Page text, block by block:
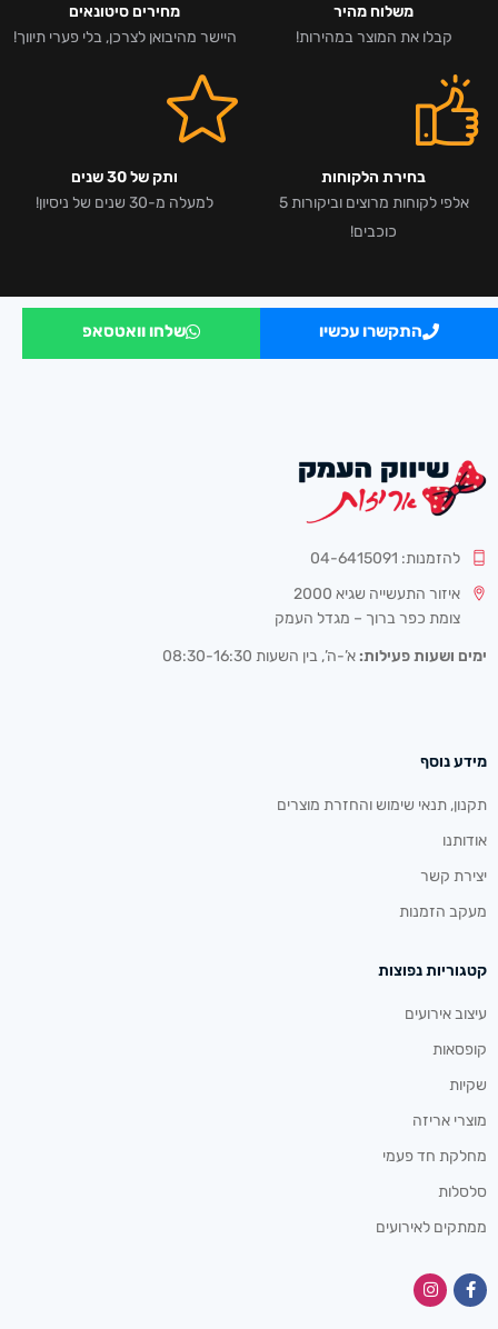
משלוח מהיר
קבלו את המוצר במהירות!
מחירים סיטונאים
היישר מהיבואן לצרכן, בלי פערי תיווך!
בחירת הלקוחות
אלפי לקוחות מרוצים וביקורות 5
כוכבים!
ותק של 30 שנים
למעלה מ-30 שנים של ניסיון!
התקשרו עכשיו שלחו וואטסאפ
להזמנות: 04-6415091
איזור התעשייה שגיא 2000
צומת כפר ברוך – מגדל העמק
ימים ושעות פעילות: א’-ה’, בין השעות 08:30-16:30
מידע נוסף
תקנון, תנאי שימוש והחזרת מוצרים
אודותנו
יצירת קשר
מעקב הזמנות
קטגוריות נפוצות
עיצוב אירועים
קופסאות
שקיות
מוצרי אריזה
מחלקת חד פעמי
סלסלות
ממתקים לאירועים